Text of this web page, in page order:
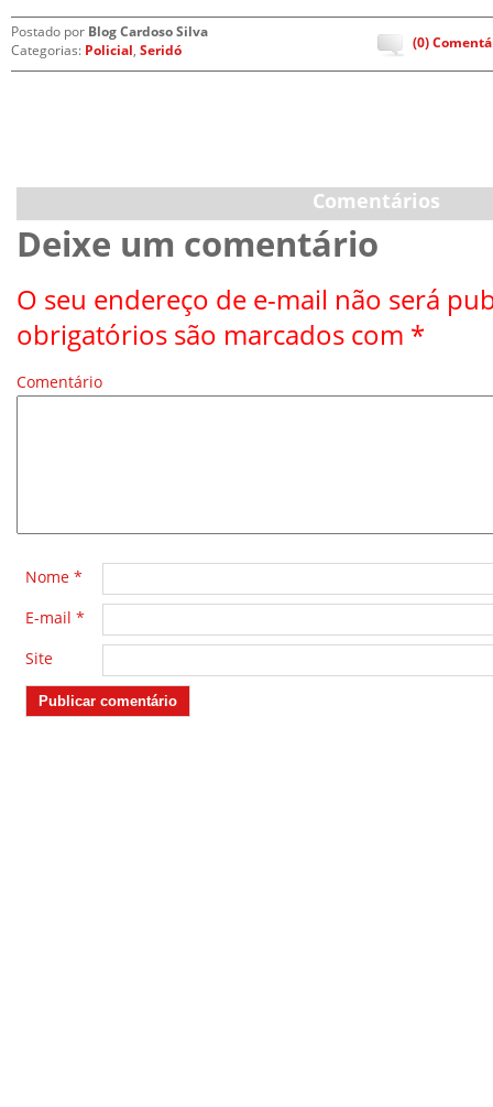
Postado por Blog Cardoso Silva
Categorias: Policial, Seridó (0)
Comentários
Deixe um comentário
O seu endereço de e-mail não será
obrigatórios são marcados com *
Comentário
Nome *
E-mail *
Site